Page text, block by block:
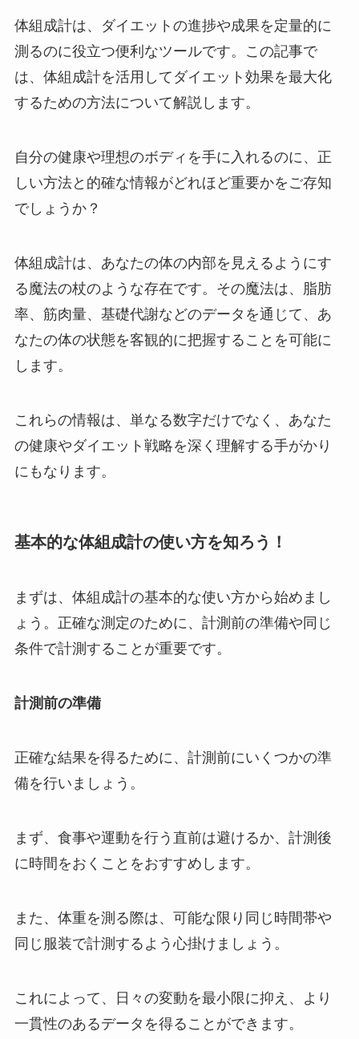
体組成計は、ダイエットの進捗や成果を定量的に
測るのに役立つ便利なツールです。この記事で
は、体組成計を活用してダイエット効果を最大化
するための方法について解説します。
自分の健康や理想のボディを手に入れるのに、正
しい方法と的確な情報がどれほど重要かをご存知
でしょうか？
体組成計は、あなたの体の内部を見えるようにす
る魔法の杖のような存在です。その魔法は、脂肪
率、筋肉量、基礎代謝などのデータを通じて、あ
なたの体の状態を客観的に把握することを可能に
します。
これらの情報は、単なる数字だけでなく、あなた
の健康やダイエット戦略を深く理解する手がかり
にもなります。
基本的な体組成計の使い方を知ろう！
まずは、体組成計の基本的な使い方から始めまし
ょう。正確な測定のために、計測前の準備や同じ
条件で計測することが重要です。
計測前の準備
正確な結果を得るために、計測前にいくつかの準
備を行いましょう。
まず、食事や運動を行う直前は避けるか、計測後
に時間をおくことをおすすめします。
また、体重を測る際は、可能な限り同じ時間帯や
同じ服装で計測するよう心掛けましょう。
これによって、日々の変動を最小限に抑え、より
一貫性のあるデータを得ることができます。